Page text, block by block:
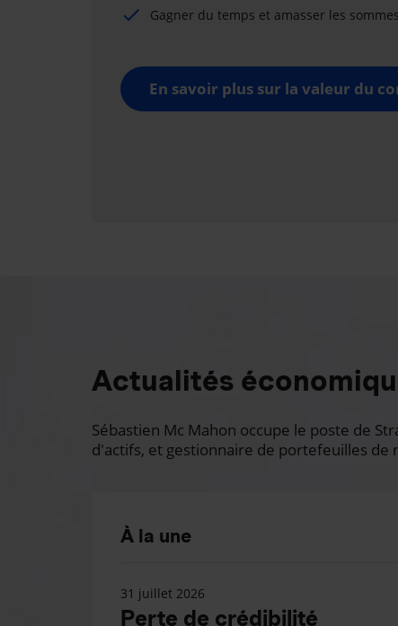
Gagner du temps et amasser les
En savoir plus sur la valeur du
Actualités
Sébastien Mc Mahon occupe le poste de
d'actifs, et gestionnaire de portefeuilles de
À la une
31 juillet 2026
Perte de crédibilité